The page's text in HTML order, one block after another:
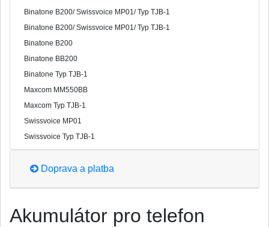
Binatone B200/ Swissvoice MP01/ Typ TJB-1
Binatone B200/ Swissvoice MP01/ Typ TJB-1
Binatone B200
Binatone BB200
Binatone Typ TJB-1
Maxcom MM550BB
Maxcom Typ TJB-1
Swissvoice MP01
Swissvoice Typ TJB-1
Doprava a platba
Akumulátor pro telefon